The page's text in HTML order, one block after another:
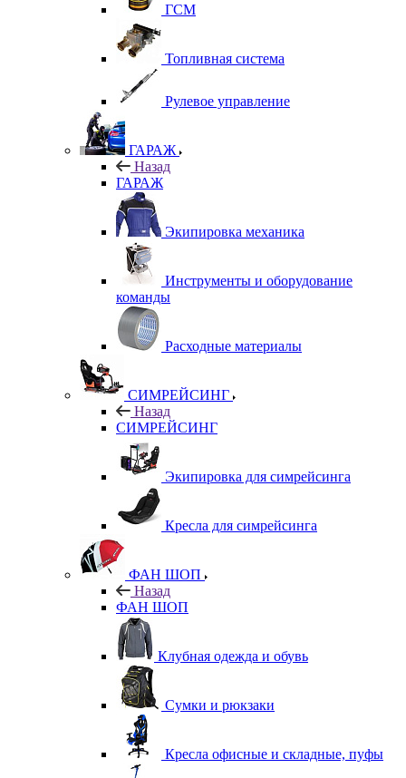
ГСМ
Топливная система
Рулевое управление
ГАРАЖ
Назад
ГАРАЖ
Экипировка механика
Инструменты и оборудование
команды
Расходные материалы
СИМРЕЙСИНГ
Назад
СИМРЕЙСИНГ
Экипировка для симрейсинга
Кресла для симрейсинга
ФАН ШОП
Назад
ФАН ШОП
Клубная одежда и обувь
Сумки и рюкзаки
Кресла офисные и складные, пуфы